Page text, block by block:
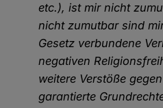
etc.), ist mir nicht
nicht zumutbar sind
Gesetz verbundene
negativen
weitere Verstöße
garantierte